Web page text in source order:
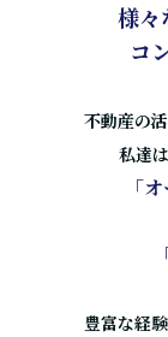
様々
コ
不動産の
私達
「
豊富な経